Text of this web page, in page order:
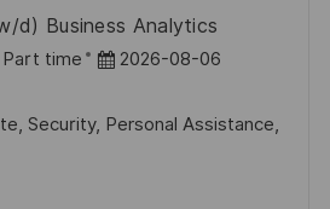
f
n
d) Business Analytics
Part time
D
t
2026-08-06
Security, Personal Assistance,